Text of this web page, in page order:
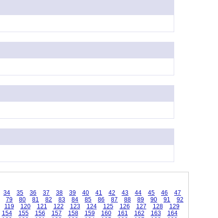
34 35 36 37 38 39 40 41 42 43 44 45 46
47
79 80 81 82 83 84 85 86 87 88 89 90 91
92
119 120 121 122 123 124 125 126 127 128
129
154 155 156 157 158 159 160 161 162 163
164